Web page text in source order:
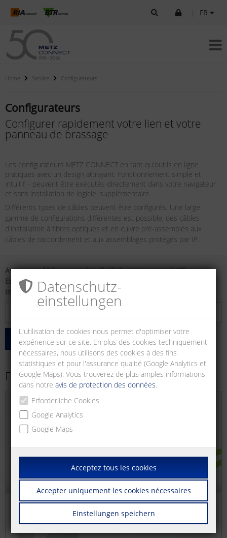
FR
Home Service Configurateurs
Configurateurs
Configurer rapidement votre lien et votre
panneau de brassage
Les configurateurs METZ CONNECT en tant qu'outils en ligne
pratiques avec un design attrayant: Fonctionnement simple et
intuitif – peuvent être exécutés directement dans votre navigateur
et sans installation de logiciel supplémentaire.
Différents types de câbles peuvent être configurés. Une large
gamme de configurations différentes est possible, des câbles
d'installation à fibres optiques et en cuivre pré-assemblés aux
câbles de raccordement et aux assemblages protégés par IP.
Avez-vous déjà un numéro d'article pour un produit?
Entrez simplement ici et vous recevrez de plus amples
informations dans le configurateur approprié!
chercher
Fibres optiques
Datenschutz­
einstellungen
L'utilisation de cookies nous permet d'optimiser votre
expérience sur ce site. En plus des cookies techniquement
nécessaires, nous utilisons des cookies à des fins
statistiques et pour l'assurance qualité (Google Analytics et
Google Maps). Vous trouverez de plus amples informations
dans notreavis de protection des données.
Erforderliche Cookies
Google Analytics
Google Maps
Acceptez tous les cookies
Accepter uniquement les cookies nécessaires
Einstellungen speichern